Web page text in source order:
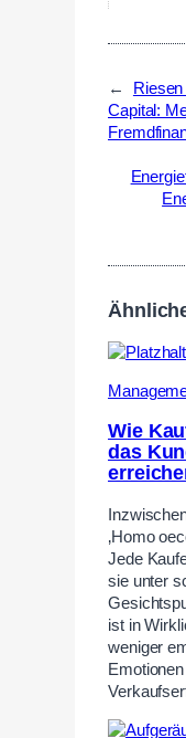
←
Capital:
Wie
das
‚Homo
Jede
sie unter
ist in
weniger